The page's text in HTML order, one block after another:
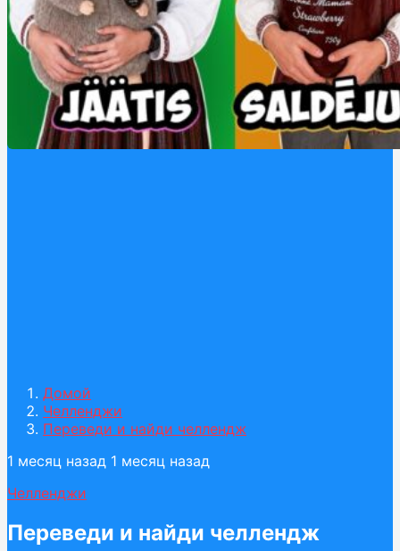
Домой
Челленджи
Переведи и найди челлендж
1 месяц назад 1 месяц назад
Челленджи
Переведи и найди челлендж